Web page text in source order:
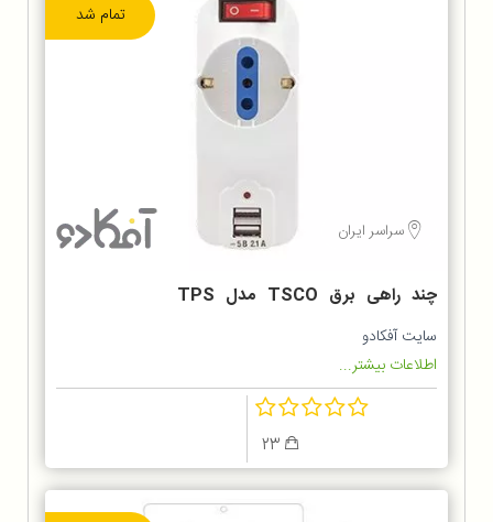
تمام شد
سراسر ایران
چند راهی برق TSCO مدل TPS
508U
سایت آفکادو
اطلاعات بیشتر...